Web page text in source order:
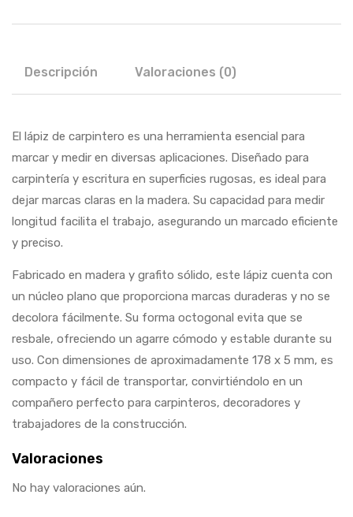
Descripción Valoraciones (0)
El lápiz de carpintero es una herramienta esencial para
marcar y medir en diversas aplicaciones. Diseñado para
carpintería y escritura en superficies rugosas, es ideal para
dejar marcas claras en la madera. Su capacidad para medir
longitud facilita el trabajo, asegurando un marcado eficiente
y preciso.
Fabricado en madera y grafito sólido, este lápiz cuenta con
un núcleo plano que proporciona marcas duraderas y no se
decolora fácilmente. Su forma octogonal evita que se
resbale, ofreciendo un agarre cómodo y estable durante su
uso. Con dimensiones de aproximadamente 178 x 5 mm, es
compacto y fácil de transportar, convirtiéndolo en un
compañero perfecto para carpinteros, decoradores y
trabajadores de la construcción.
Valoraciones
No hay valoraciones aún.